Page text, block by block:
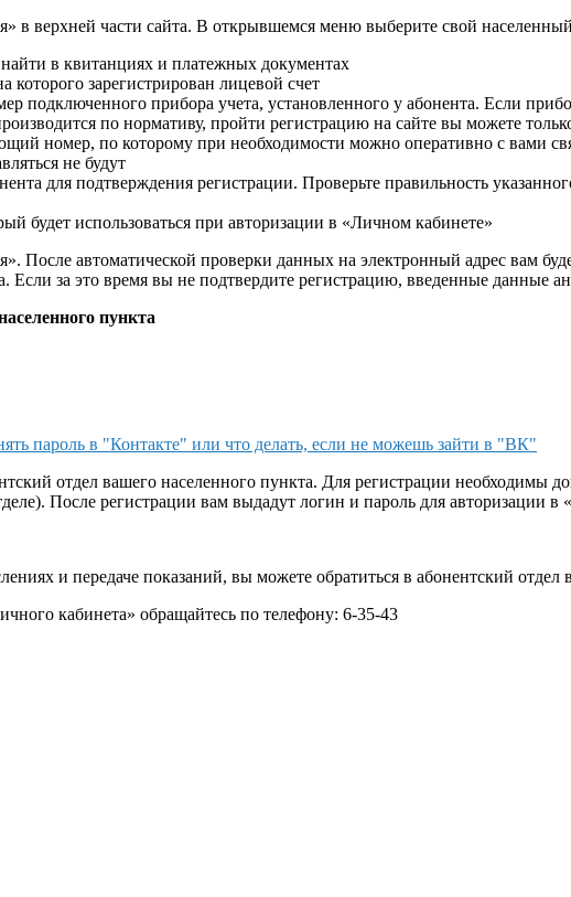
в верхней части сайта. В открывшемся меню выберите свой
в квитанциях и платежных документах
зарегистрирован лицевой счет
подключенного прибора учета, установленного у абонента. Если
по нормативу, пройти регистрацию на сайте вы можете
номер, по которому при необходимости можно оперативно с вами
не будут
для подтверждения регистрации. Проверьте правильность
будет использоваться при авторизации в «Личном кабинете»
После автоматической проверки данных на электронный адрес вам
Если за это время вы не подтвердите регистрацию, введенные данные
пункта
пароль в "Контакте" или что делать, если не можешь зайти в "ВК"
отдел вашего населенного пункта. Для регистрации необходимы
После регистрации вам выдадут логин и пароль для авторизации в
и передаче показаний, вы можете обратиться в абонентский отдел
кабинета» обращайтесь по телефону: 6-35-43